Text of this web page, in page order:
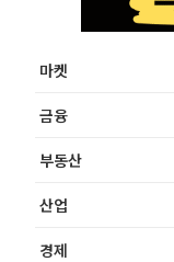
마켓
금융
부동산
산업
경제